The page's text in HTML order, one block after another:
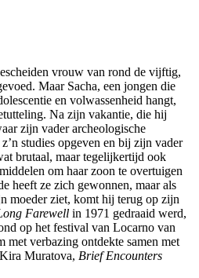
vrouw van rond de vijftig,
Maar Sacha, een jongen die
en volwassenheid hangt,
Na zijn vakantie, die hij
zijn vader archeologische
studies opgeven en bij zijn vader
brutaal, maar tegelijkertijd ook
om haar zoon te overtuigen
heeft ze zich gewonnen, maar als
moeder ziet, komt hij terug op zijn
Farewell in 1971 gedraaid werd,
op het festival van Locarno van
met verbazing ontdekte samen met
Muratova, Brief Encounters